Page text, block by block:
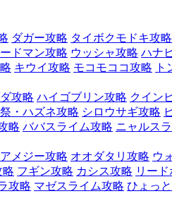
ダガー攻略 タイボクモドキ攻略
ドマン攻略 ウッシャ攻略 ハナ
キウイ攻略 モコモココ攻略 ト
攻略 ハイゴブリン攻略 クイン
・ハズネ攻略 シロウサギ攻略
略 ババスライム攻略 ニャルス
アメジー攻略 オオダタリ攻略 ウ
略 フギン攻略 カシス攻略 リー
攻略 マゼスライム攻略 ひょっ